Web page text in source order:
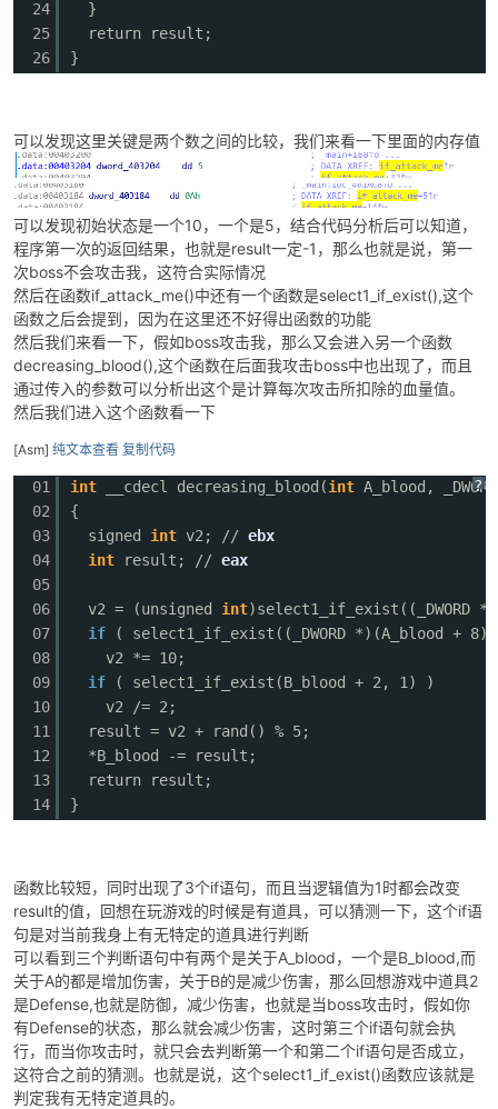
24
25
26
}
return result;
}
可以发现这里关键是两个数之间的比较，我们来看一下里面的内存值
可以发现初始状态是一个10，一个是5，结合代码分析后可以知道，
程序第一次的返回结果，也就是result一定-1，那么也就是说，第一
次boss不会攻击我，这符合实际情况
然后在函数if_attack_me()中还有一个函数是select1_if_exist(),这个
函数之后会提到，因为在这里还不好得出函数的功能
然后我们来看一下，假如boss攻击我，那么又会进入另一个函数
decreasing_blood(),这个函数在后面我攻击boss中也出现了，而且
通过传入的参数可以分析出这个是计算每次攻击所扣除的血量值。
然后我们进入这个函数看一下
[Asm] 纯文本查看 复制代码
?
01
02
03
04
05
06
07
08
09
10
11
12
13
14
int __cdecl decreasing_blood(int A_blood,
{
signed int v2; // ebx
int
result; // eax
v2 = (unsigned int
if
( select1_if_exist((_DWORD *)(A_blood +
v2 *= 10;
if
( select1_if_exist(B_blood + 2, 1) )
v2 /= 2;
result = v2 + rand() % 5;
*B_blood -= result;
return result;
}
函数比较短，同时出现了3个if语句，而且当逻辑值为1时都会改变
result的值，回想在玩游戏的时候是有道具，可以猜测一下，这个if语
句是对当前我身上有无特定的道具进行判断
可以看到三个判断语句中有两个是关于A_blood，一个是B_blood,而
关于A的都是增加伤害，关于B的是减少伤害，那么回想游戏中道具2
是Defense,也就是防御，减少伤害，也就是当boss攻击时，假如你
有Defense的状态，那么就会减少伤害，这时第三个if语句就会执
行，而当你攻击时，就只会去判断第一个和第二个if语句是否成立，
这符合之前的猜测。也就是说，这个select1_if_exist()函数应该就是
判定我有无特定道具的。